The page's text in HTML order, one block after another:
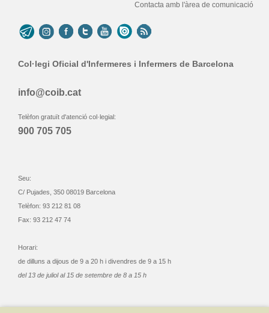
Contacta amb l'àrea de comunicació
Col·legi Oficial d'Infermeres i Infermers de Barcelona
info@coib.cat
Telèfon gratuït d'atenció col·legial:
900 705 705
Seu:
C/ Pujades, 350 08019 Barcelona
Telèfon: 93 212 81 08
Fax: 93 212 47 74
Horari:
de dilluns a dijous de 9 a 20 h i divendres de 9 a 15 h
del 13 de juliol al 15 de setembre de 8 a 15 h